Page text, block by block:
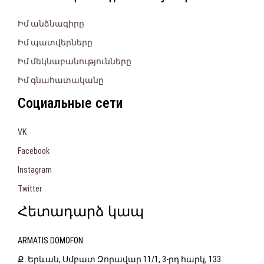
Իմ անձնագիրը
Իմ պատվերները
Իմ մեկնաբանությունները
Իմ գնահատականը
Социальные сети
VK
Facebook
Instagram
Twitter
Հետադարձ կապ
ARMATIS DOMOFON
Ք. Երևան, Սմբատ Զորավար 11/1, 3-րդ հարկ, 133